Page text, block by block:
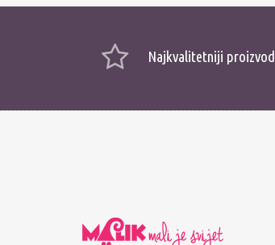
Najkvalitetniji proizvod